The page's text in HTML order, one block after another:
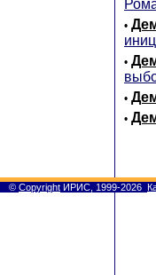
•
•
•
•
© Copyright ИРИС, 1999-2026